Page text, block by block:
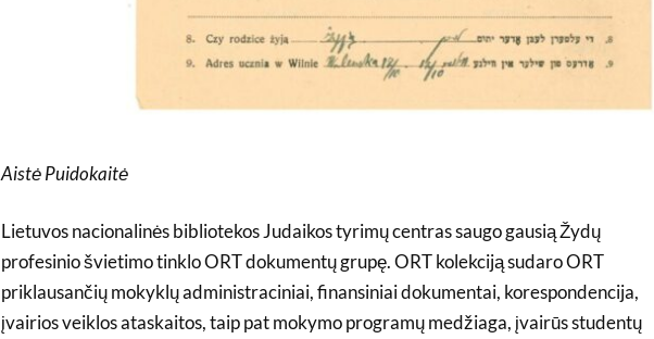
Aistė Puidokaitė
Lietuvos nacionalinės bibliotekos Judaikos tyrimų centras saugo gausią Žydų
profesinio švietimo tinklo ORT dokumentų grupę. ORT kolekciją sudaro ORT
priklausančių mokyklų administraciniai, finansiniai dokumentai, korespondencija,
įvairios veiklos ataskaitos, taip pat mokymo programų medžiaga, įvairūs studentų